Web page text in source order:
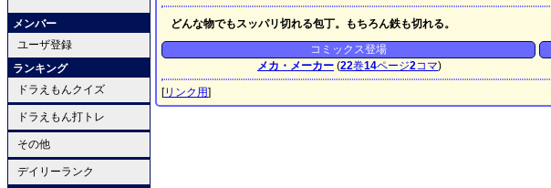
メンバー
ユーザ登録
ランキング
ドラえもんクイズ
ドラえもん打トレ
その他
デイリーランク
どんな物でもスッパリ切れる包丁。もちろん鉄も切れる。
コミックス登場
メカ・メーカー (22巻14ページ2コマ)
[リンク用]